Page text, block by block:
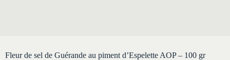
Fleur de sel de Guérande au piment d’Espelette AOP – 100 gr